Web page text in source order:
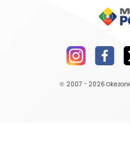
© 2007 - 2026